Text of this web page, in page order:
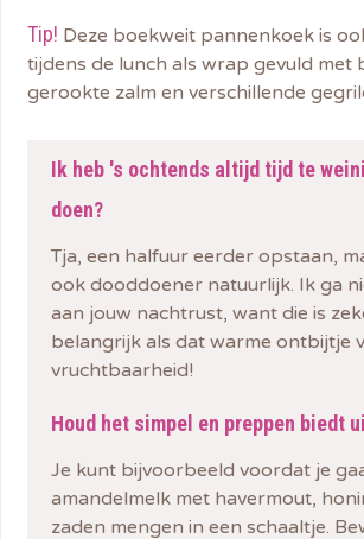
Tip! Deze boekweit pannenkoek is
tijdens de lunch als wrap gevuld met
gerookte zalm en verschillende
Ik heb 's ochtends altijd tijd te
doen?
Tja, een halfuur eerder opstaan,
ook dooddoener natuurlijk. Ik ga
aan jouw nachtrust, want die is
belangrijk als dat warme ontbijtje
vruchtbaarheid!
Houd het simpel en preppen biedt
Je kunt bijvoorbeeld voordat je
amandelmelk met havermout,
zaden mengen in een schaaltje.